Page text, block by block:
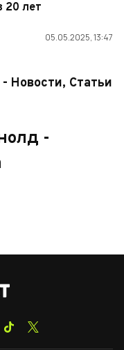
20 лет
05.05.2025, 13:47
Новости, Статьи
-
футболист,
Он начал
команду в 2016 году,
к атакам, Трент